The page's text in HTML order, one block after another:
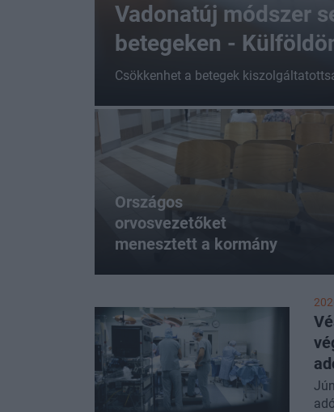
Vadonatúj módszer
betegeken -
Csökkenhet a betegek
Országos
orvosvezetőket
menesztett a kormány